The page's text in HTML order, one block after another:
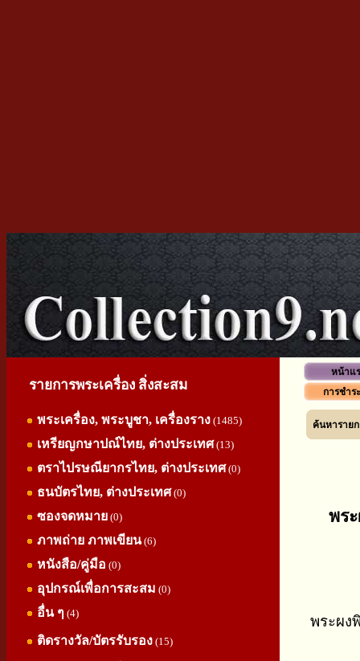
รายการพระเครื่อง สิ่งสะสม
พระเครื่อง, พระบูชา, เครื่องราง (1485)
เหรียญกษาปณ์ไทย, ต่างประเทศ(13)
ตราไปรษณียากรไทย, ต่างประเทศ(0)
ธนบัตรไทย, ต่างประเทศ(0)
ซองจดหมาย (0)
ภาพถ่าย ภาพเขียน(6)
หนังสือ/คู่มือ (0)
อุปกรณ์เพื่อการสะสม (0)
อื่น ๆ (4)
ติดรางวัล/บัตรรับรอง (15)
หน้าแ
การชำร
ค้นหารายก
พร
พระผง